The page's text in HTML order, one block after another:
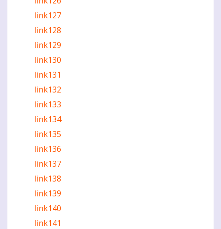
link127
link128
link129
link130
link131
link132
link133
link134
link135
link136
link137
link138
link139
link140
link141